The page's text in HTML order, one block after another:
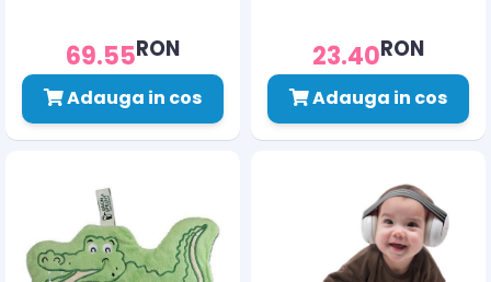
69.55RON
Adauga in cos
23.40RON
Adauga in cos